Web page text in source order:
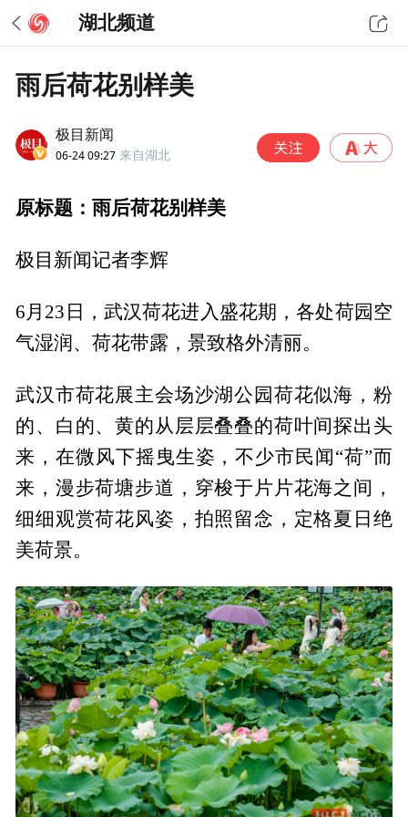
湖北频道
雨后荷花别样美
极目新闻
06-24 09:27 来自湖北
原标题：雨后荷花别样美
极目新闻记者李辉
6月23日，武汉荷花进入盛花期，各处荷园空
气湿润、荷花带露，景致格外清丽。
武汉市荷花展主会场沙湖公园荷花似海，粉
的、白的、黄的从层层叠叠的荷叶间探出头
来，在微风下摇曳生姿，不少市民闻“荷”而
来，漫步荷塘步道，穿梭于片片花海之间，
细细观赏荷花风姿，拍照留念，定格夏日绝
美荷景。